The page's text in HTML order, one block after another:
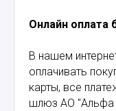
Онлайн оплата
В нашем
оплачивать
карты, все
шлюз АО "Альфа